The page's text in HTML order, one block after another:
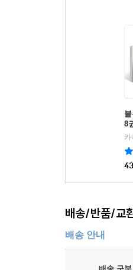
8
배송/반품/교
배송 안내